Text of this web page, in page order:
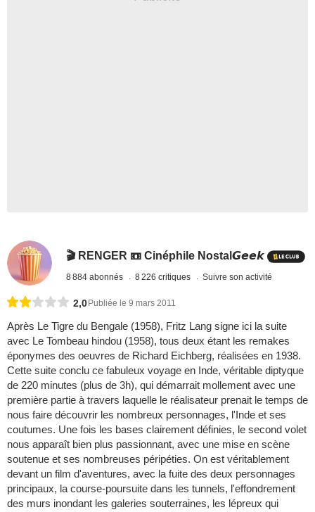
🎬 RENGER 📼 Cinéphile Nostal𝙂𝙚𝙚𝙠
8 884 abonnés 8 226 critiques Suivre son activité
2,0 Publiée le 9 mars 2011
Après Le Tigre du Bengale (1958), Fritz Lang signe ici la suite
avec Le Tombeau hindou (1958), tous deux étant les remakes
éponymes des oeuvres de Richard Eichberg, réalisées en 1938.
Cette suite conclu ce fabuleux voyage en Inde, véritable diptyque
de 220 minutes (plus de 3h), qui démarrait mollement avec une
première partie à travers laquelle le réalisateur prenait le temps de
nous faire découvrir les nombreux personnages, l'Inde et ses
coutumes. Une fois les bases clairement définies, le second volet
nous apparaît bien plus passionnant, avec une mise en scène
soutenue et ses nombreuses péripéties. On est véritablement
devant un film d'aventures, avec la fuite des deux personnages
principaux, la course-poursuite dans les tunnels, l'effondrement
des murs inondant les galeries souterraines, les lépreux qui